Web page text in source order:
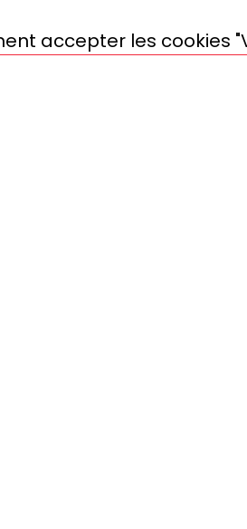
accepter les cookies